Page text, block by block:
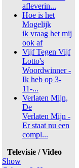
afleverin...
Hoe is het
Mogelijk
ik vraag het mij
ook af
Vijf Tegen Vijf
Lotto's
Woordwinner -
Ik heb op 3-
11-...
Verlaten Mijn,
De
Verlaten Mijn -
Er staat nu een
compl...
Televisie / Video
Show